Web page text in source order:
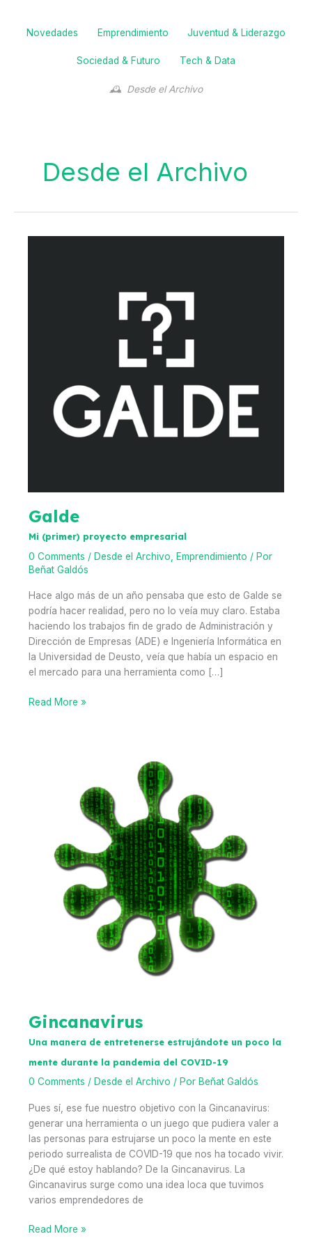
Novedades Emprendimiento Juventud & Liderazgo
Sociedad & Futuro Tech & Data
Desde el Archivo
Desde el Archivo
Galde
Mi (primer) proyecto empresarial
0 Comments / Desde el Archivo Emprendimiento / Por
Beñat Galdós
Hace algo más de un año pensaba que esto de Galde se
podría hacer realidad, pero no lo veía muy claro. Estaba
haciendo los trabajos fin de grado de Administración y
Dirección de Empresas (ADE) e Ingeniería Informática en
la Universidad de Deusto, veía que había un espacio en
el mercado para una herramienta como […]
Galde
Read More »
Gincanavirus
Una manera de entretenerse estrujándote un poco la
mente durante la pandemia del COVID-19
0 Comments / Desde el Archivo / Por Beñat Galdós
Pues sí, ese fue nuestro objetivo con la Gincanavirus:
generar una herramienta o un juego que pudiera valer a
las personas para estrujarse un poco la mente en este
periodo surrealista de COVID-19 que nos ha tocado vivir.
¿De qué estoy hablando? De la Gincanavirus. La
Gincanavirus surge como una idea loca que tuvimos
varios emprendedores de
Gincanavirus
Read More »